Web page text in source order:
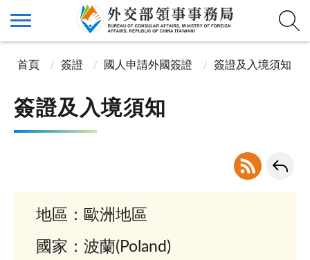
首頁 簽證 國人申請外國簽證 簽證及入境須知
簽證及入境須知
地區：歐洲地區
國家：波蘭(Poland)